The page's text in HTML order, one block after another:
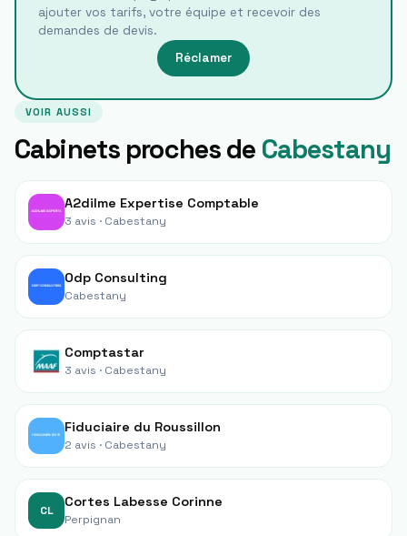
ajouter vos tarifs, votre équipe et recevoir des
demandes de devis.
Réclamer
VOIR AUSSI
Cabinets proches de Cabestany
A2dilme Expertise Comptable
3 avis · Cabestany
Odp Consulting
Cabestany
Comptastar
3 avis · Cabestany
Fiduciaire du Roussillon
2 avis · Cabestany
CL
Cortes Labesse Corinne
Perpignan